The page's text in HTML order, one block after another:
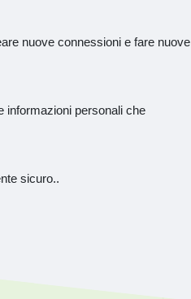
nuove connessioni e fare nuove
informazioni personali che
sicuro..